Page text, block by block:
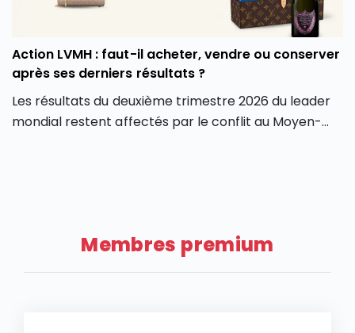
profiter et investir en Bourse dans l’action Safran
(SAF) ? L’action Safran fait-elle partie des meilleures
actions PEA aujourd’hui ? Faut-il l’ajouter aux
meilleurs Compte-Titres Ordinaires ? Découvrez
l’analyse de l’action Safran.
Action LVMH : faut-il acheter, vendre ou conserver
après ses derniers résultats ?
Les résultats du deuxième trimestre 2026 du leader
mondial restent affectés par le conflit au Moyen-
actions à grande capitalisation d’Europe. Ce repli
constitue-t-il une opportunité d’achat ou le signe
d’une baisse plus durable de l’action LVMH ?
Membres premium